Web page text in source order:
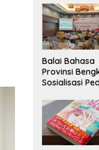
Balai Bahasa
Provinsi
Sosialisasi
Penggunaan
Bahasa